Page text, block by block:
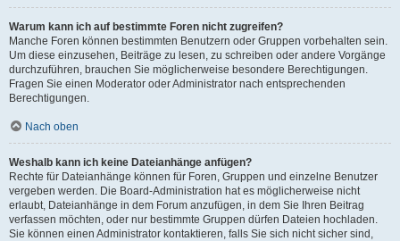
Warum kann ich auf bestimmte Foren nicht zugreifen?
Manche Foren können bestimmten Benutzern oder Gruppen vorbehalten sein.
Um diese einzusehen, Beiträge zu lesen, zu schreiben oder andere Vorgänge
durchzuführen, brauchen Sie möglicherweise besondere Berechtigungen.
Fragen Sie einen Moderator oder Administrator nach entsprechenden
Berechtigungen.
Nach oben
Weshalb kann ich keine Dateianhänge anfügen?
Rechte für Dateianhänge können für Foren, Gruppen und einzelne Benutzer
vergeben werden. Die Board-Administration hat es möglicherweise nicht
erlaubt, Dateianhänge in dem Forum anzufügen, in dem Sie Ihren Beitrag
verfassen möchten, oder nur bestimmte Gruppen dürfen Dateien hochladen.
Sie können einen Administrator kontaktieren, falls Sie sich nicht sicher sind,